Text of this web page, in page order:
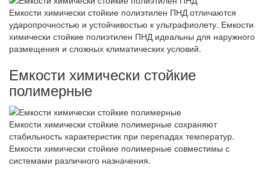
Емкости химически стойкие полиэтилен ПНД отличаются
ударопрочностью и устойчивостью к ультрафиолету. Емкости
химически стойкие полиэтилен ПНД идеальны для наружного
размещения и сложных климатических условий.
Емкости химически стойкие
полимерные
Емкости химически стойкие полимерные сохраняют
стабильность характеристик при перепадах температур.
Емкости химически стойкие полимерные совместимы с
системами различного назначения.